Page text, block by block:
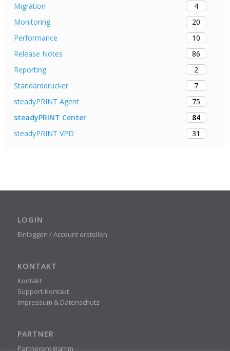
Migration
4
Monitoring
20
Performance
10
Release Notes
86
Reporting
2
Standarddrucker
7
steadyPRINT Agent
75
steadyPRINT Center
84
steadyPRINT VPD
31
LOGIN
Einloggen / Account erstellen
KONTAKT
Kontakt
Support-Kontakt
Impressum & Datenschutz
PARTNER
Partnerprogramm